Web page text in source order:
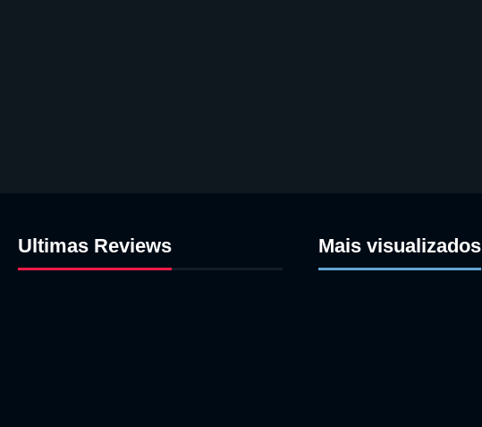
Ultimas Reviews Mais visualizados